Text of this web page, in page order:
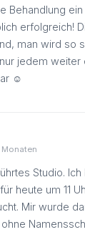
Behandlung ein
erfolgreich!
man wird so
jedem weiter
☺️
Studio. Ich
heute um 11
Mir wurde